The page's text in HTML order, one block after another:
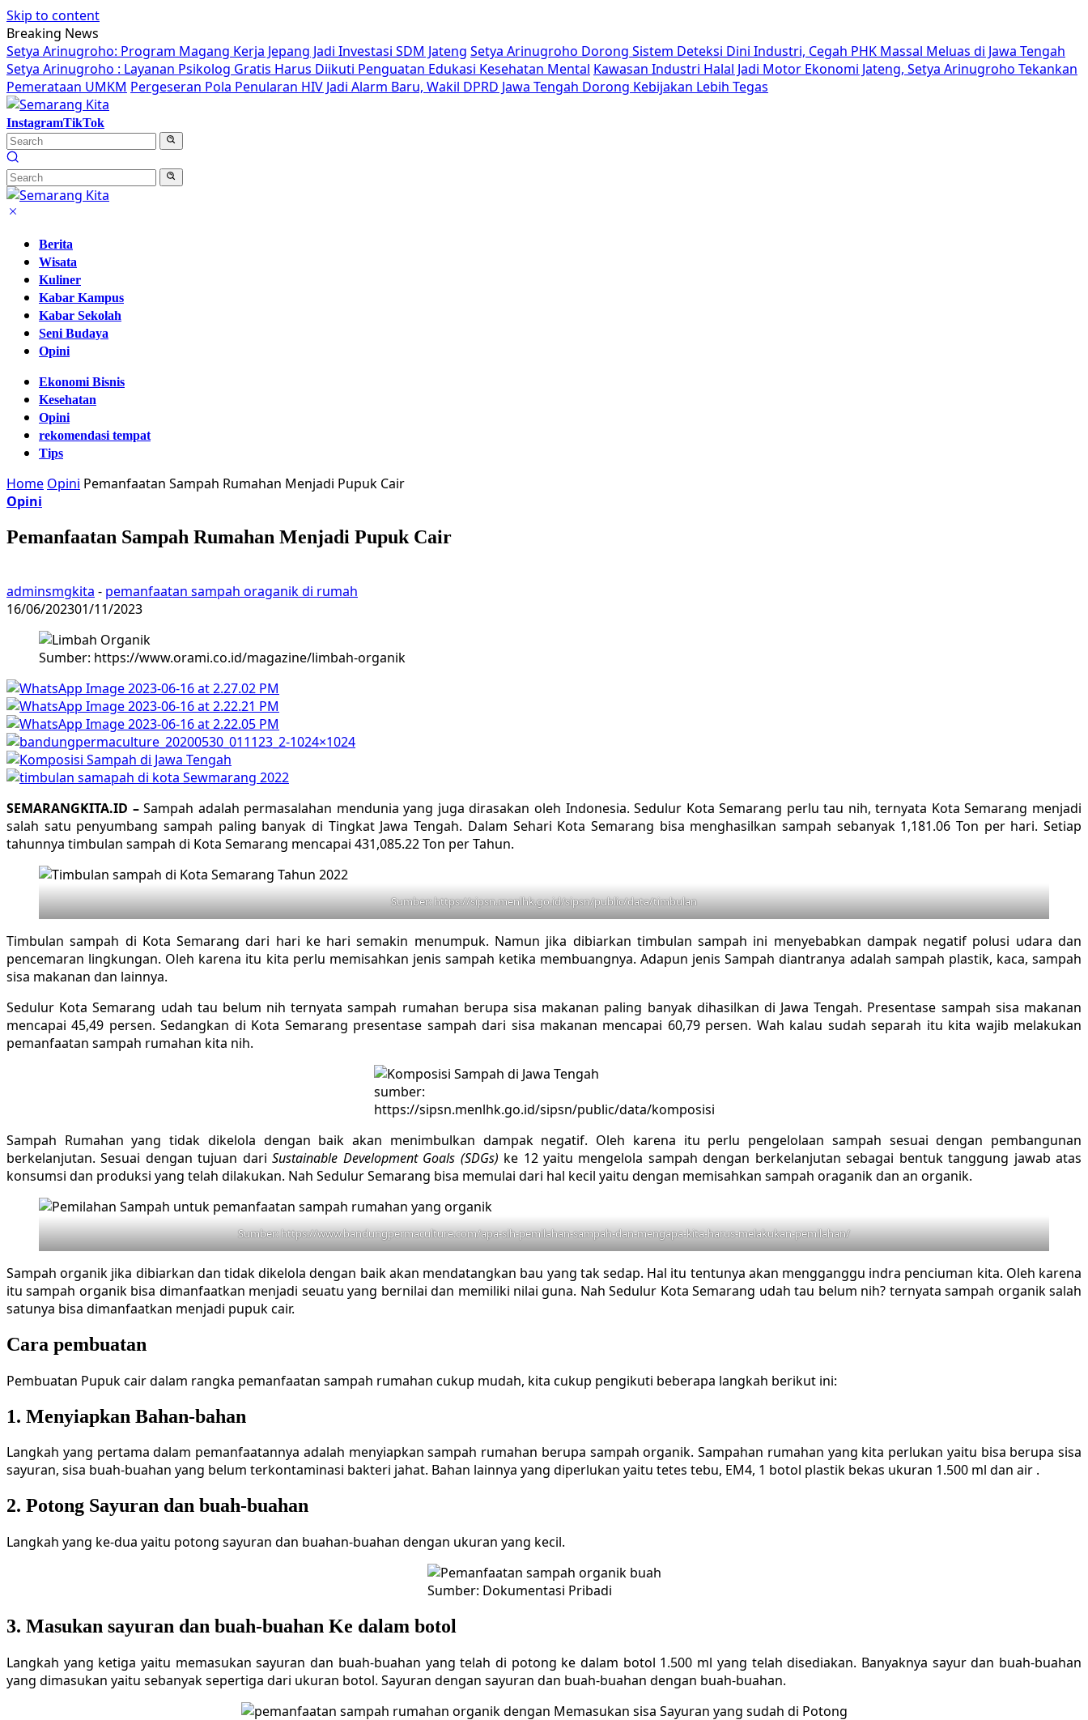
Skip to content
Breaking News
Setya Arinugroho: Program Magang Kerja Jepang Jadi Investasi SDM Jateng Setya Arinugroho Dorong Sistem Deteksi Dini Industri, Cegah PHK Massal Meluas di Jawa Tengah
Setya Arinugroho : Layanan Psikolog Gratis Harus Diikuti Penguatan Edukasi Kesehatan Mental Kawasan Industri Halal Jadi Motor Ekonomi Jateng, Setya Arinugroho Tekankan
Pemerataan UMKM Pergeseran Pola Penularan HIV Jadi Alarm Baru, Wakil DPRD Jawa Tengah Dorong Kebijakan Lebih Tegas
InstagramTikTok
Berita
Wisata
Kuliner
Kabar Kampus
Kabar Sekolah
Seni Budaya
Opini
Ekonomi Bisnis
Kesehatan
Opini
rekomendasi tempat
Tips
Home Opini Pemanfaatan Sampah Rumahan Menjadi Pupuk Cair
Opini
Pemanfaatan Sampah Rumahan Menjadi Pupuk Cair
adminsmgkita - pemanfaatan sampah oraganik di rumah
16/06/202301/11/2023
Sumber: https://www.orami.co.id/magazine/limbah-organik
SEMARANGKITA.ID –Sampah adalah permasalahan mendunia yang juga dirasakan oleh Indonesia. Sedulur Kota Semarang perlu tau nih, ternyata Kota Semarang menjadi
salah satu penyumbang sampah paling banyak di Tingkat Jawa Tengah. Dalam Sehari Kota Semarang bisa menghasilkan sampah sebanyak 1,181.06 Ton per hari. Setiap
tahunnya timbulan sampah di Kota Semarang mencapai 431,085.22 Ton per Tahun.
Sumber: https://sipsn.menlhk.go.id/sipsn/public/data/timbulan
Timbulan sampah di Kota Semarang dari hari ke hari semakin menumpuk. Namun jika dibiarkan timbulan sampah ini menyebabkan dampak negatif polusi udara dan
pencemaran lingkungan. Oleh karena itu kita perlu memisahkan jenis sampah ketika membuangnya. Adapun jenis Sampah diantranya adalah sampah plastik, kaca, sampah
sisa makanan dan lainnya.
Sedulur Kota Semarang udah tau belum nih ternyata sampah rumahan berupa sisa makanan paling banyak dihasilkan di Jawa Tengah. Presentase sampah sisa makanan
mencapai 45,49 persen. Sedangkan di Kota Semarang presentase sampah dari sisa makanan mencapai 60,79 persen. Wah kalau sudah separah itu kita wajib melakukan
pemanfaatan sampah rumahan kita nih.
sumber:
https://sipsn.menlhk.go.id/sipsn/public/data/komposisi
Sampah Rumahan yang tidak dikelola dengan baik akan menimbulkan dampak negatif. Oleh karena itu perlu pengelolaan sampah sesuai dengan pembangunan
berkelanjutan. Sesuai dengan tujuan dariSustainable Development Goals (SDGs) ke 12 yaitu mengelola sampah dengan berkelanjutan sebagai bentuk tanggung jawab atas
konsumsi dan produksi yang telah dilakukan. Nah Sedulur Semarang bisa memulai dari hal kecil yaitu dengan memisahkan sampah oraganik dan an organik.
Sumber: https://www.bandungpermaculture.com/apa-sih-pemilahan-sampah-dan-mengapa-kita-harus-melakukan-pemilahan/
Sampah organik jika dibiarkan dan tidak dikelola dengan baik akan mendatangkan bau yang tak sedap. Hal itu tentunya akan mengganggu indra penciuman kita. Oleh karena
itu sampah organik bisa dimanfaatkan menjadi seuatu yang bernilai dan memiliki nilai guna. Nah Sedulur Kota Semarang udah tau belum nih? ternyata sampah organik salah
satunya bisa dimanfaatkan menjadi pupuk cair.
Cara pembuatan
Pembuatan Pupuk cair dalam rangka pemanfaatan sampah rumahan cukup mudah, kita cukup pengikuti beberapa langkah berikut ini:
1. Menyiapkan Bahan-bahan
Langkah yang pertama dalam pemanfaatannya adalah menyiapkan sampah rumahan berupa sampah organik. Sampahan rumahan yang kita perlukan yaitu bisa berupa sisa
sayuran, sisa buah-buahan yang belum terkontaminasi bakteri jahat. Bahan lainnya yang diperlukan yaitu tetes tebu, EM4, 1 botol plastik bekas ukuran 1.500 ml dan air .
2. Potong Sayuran dan buah-buahan
Langkah yang ke-dua yaitu potong sayuran dan buahan-buahan dengan ukuran yang kecil.
Sumber: Dokumentasi Pribadi
3. Masukan sayuran dan buah-buahan Ke dalam botol
Langkah yang ketiga yaitu memasukan sayuran dan buah-buahan yang telah di potong ke dalam botol 1.500 ml yang telah disediakan. Banyaknya sayur dan buah-buahan
yang dimasukan yaitu sebanyak sepertiga dari ukuran botol. Sayuran dengan sayuran dan buah-buahan dengan buah-buahan.